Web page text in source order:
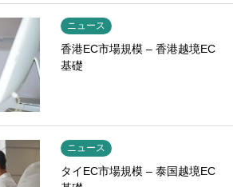
ニュース
香港EC市場規模 – 香港越境EC
基礎
ニュース
タイEC市場規模 – 泰国越境EC